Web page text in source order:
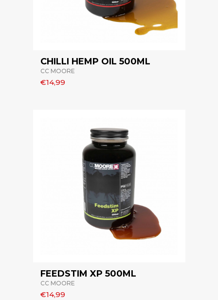
CHILLI HEMP OIL 500ML
CC MOORE
€14,99
FEEDSTIM XP 500ML
CC MOORE
€14,99